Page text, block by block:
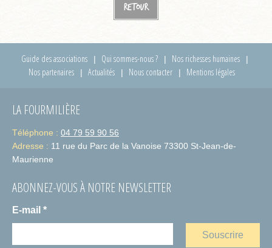
Retour
Guide des associations Qui sommes-nous ?
Nos richesses humaines
Nos partenaires
Actualités Nous contacter Mentions légales
LA FOURMILIÈRE
Téléphone : 04 79 59 90 56
Adresse : 11 rue du Parc de la Vanoise 73300 St-Jean-de-
Maurienne
ABONNEZ-VOUS À NOTRE NEWSLETTER
E-mail *